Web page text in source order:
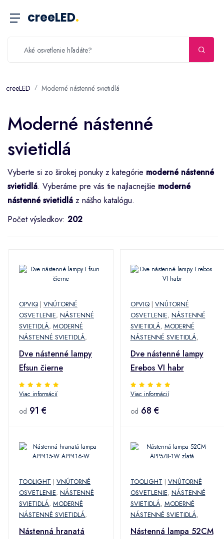
creeLED.
creeLED Moderné nástenné svietidlá
Moderné nástenné
svietidlá
Vyberte si zo širokej ponuky z kategórie moderné nástenné
svietidlá. Vyberáme pre vás tie najlacnejšie moderné
nástenné svietidlá z nášho katalógu.
Počet výsledkov: 202
OPVIQ | VNÚTORNÉ
OSVETLENIE, NÁSTENNÉ
SVIETIDLÁ, MODERNÉ
NÁSTENNÉ SVIETIDLÁ,
Dve nástenné lampy
Efsun čierne
Viac informácií
od 91 €
OPVIQ| VNÚTORNÉ
OSVETLENIE, NÁSTENNÉ
SVIETIDLÁ, MODERNÉ
NÁSTENNÉ SVIETIDLÁ,
Dve nástenné lampy
Erebos VI habr
Viac informácií
od 68 €
TOOLIGHT | VNÚTORNÉ
OSVETLENIE, NÁSTENNÉ
SVIETIDLÁ, MODERNÉ
NÁSTENNÉ SVIETIDLÁ,
Nástenná hranatá
TOOLIGHT | VNÚTORNÉ
OSVETLENIE, NÁSTENNÉ
SVIETIDLÁ, MODERNÉ
NÁSTENNÉ SVIETIDLÁ,
Nástenná lampa 52CM